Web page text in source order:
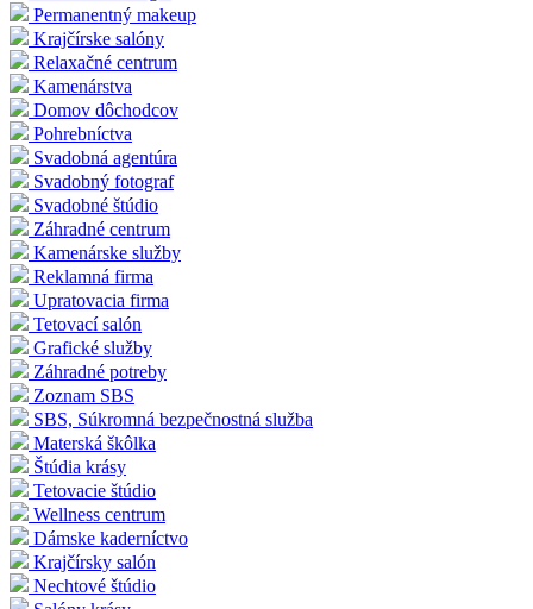
Permanentný makeup
Krajčírske salóny
Relaxačné centrum
Kamenárstva
Domov dôchodcov
Pohrebníctva
Svadobná agentúra
Svadobný fotograf
Svadobné štúdio
Záhradné centrum
Kamenárske služby
Reklamná firma
Upratovacia firma
Tetovací salón
Grafické služby
Záhradné potreby
Zoznam SBS
SBS, Súkromná bezpečnostná služba
Materská škôlka
Štúdia krásy
Tetovacie štúdio
Wellness centrum
Dámske kaderníctvo
Krajčírsky salón
Nechtové štúdio